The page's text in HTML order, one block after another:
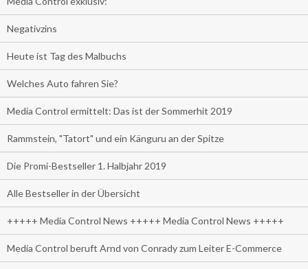
Negativzins
Heute ist Tag des Malbuchs
Welches Auto fahren Sie?
Media Control ermittelt: Das ist der Sommerhit 2019
Rammstein, "Tatort" und ein Känguru an der Spitze
Die Promi-Bestseller 1. Halbjahr 2019
Alle Bestseller in der Übersicht
+++++ Media Control News +++++ Media Control News +++++
Media Control beruft Arnd von Conrady zum Leiter E-Commerce